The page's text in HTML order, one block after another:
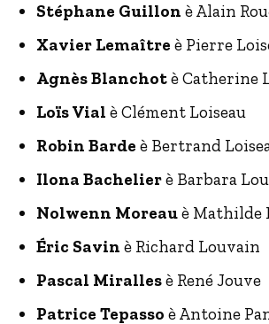
Stéphane Guillon è Alain
Xavier Lemaître è Pierre
Agnès Blanchotè Catherine
Loïs Vial è Clément Loiseau
Robin Barde è Bertrand
Ilona Bachelierè Barbara
Nolwenn Moreauè Mathilde
Éric Savin è Richard Louvain
Pascal Mirallesè René Jouve
Patrice Tepasso è Antoine